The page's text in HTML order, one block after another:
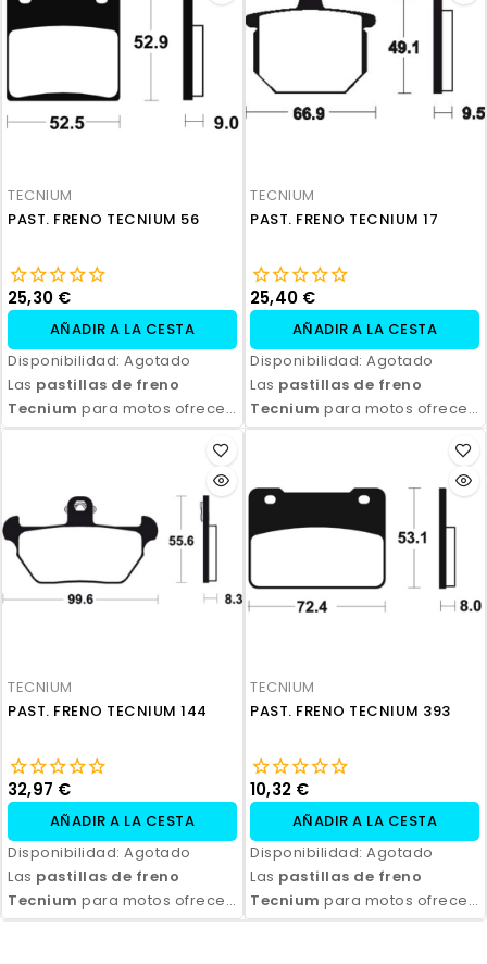
orgánicos, semi-metálicos y
sinterizados, son ideales
motocicletas y condiciones
de conducción. Con fácil
aseguran seguridad y control
en cada frenada.
Disponibles en compuestos
orgánicos, semi-metálicos y
sinterizados, son ideales
para todo tipo de
motocicletas y condiciones
aseguran seguridad y control
en cada frenada.
TECNIUM
PAST. FRENO TECNIUM 56
25,30 €
AÑADIR A LA CESTA
Disponibilidad: Agotado
Las pastillas de freno
Tecnium para motos ofrecen
un rendimiento de frenado
Disponibles en compuestos
orgánicos, semi-metálicos y
sinterizados, son ideales
para todo tipo de
motocicletas y condiciones
aseguran seguridad y control
en cada frenada.
TECNIUM
PAST. FRENO TECNIUM 17
25,40 €
AÑADIR A LA CESTA
Disponibilidad: Agotado
Las pastillas de freno
Tecnium para motos ofrecen
un rendimiento de frenado
Disponibles en compuestos
orgánicos, semi-metálicos y
sinterizados, son ideales
para todo tipo de
motocicletas y condiciones
aseguran seguridad y control
en cada frenada.
TECNIUM
PAST. FRENO TECNIUM 144
32,97 €
AÑADIR A LA CESTA
Disponibilidad: Agotado
Las pastillas de freno
Tecnium para motos ofrecen
un rendimiento de frenado
TECNIUM
PAST. FRENO TECNIUM 393
10,32 €
AÑADIR A LA CESTA
Disponibilidad: Agotado
Las pastillas de freno
Tecnium para motos ofrecen
un rendimiento de frenado